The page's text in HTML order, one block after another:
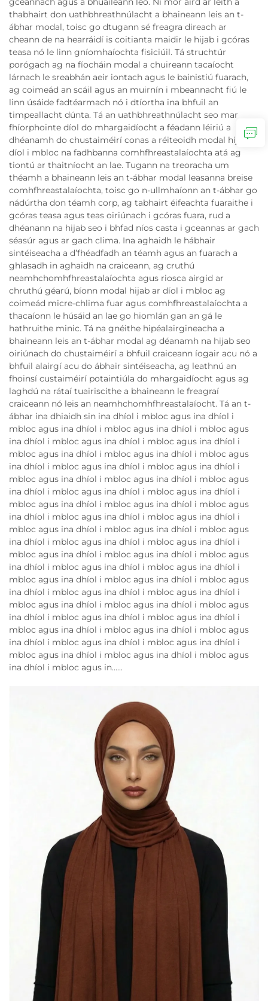
thabhairt don uathbhreathnúlacht a bhaineann leis an t-
ábhar modal, toisc go dtugann sé freagra direach ar
cheann de na hearráidí is coitianta maidir le hijab i gcóras
teasa nó le linn gníomhaíochta fisiciúil. Tá struchtúr
porógach ag na fíocháin modal a chuireann tacaíocht
lárnach le sreabhán aeir iontach agus le bainistiú fuarach,
ag coimeád an scáil agus an muirnín i mbeannacht fiú le
linn úsáide fadtéarmach nó i dtíortha ina bhfuil an
timpeallacht dúnta. Tá an uathbhreathnúlacht seo mar
fhíorphointe díol do mhargaidíocht a féadann léiriú a
dhéanamh do chustaiméirí conas a réiteoidh modal hijab ar
díol i mbloc na fadhbanna comhfhreastalaíochta atá ag
tiontú ar thaitníocht an lae. Tugann na treoracha um
théamh a bhaineann leis an t-ábhar modal leasanna breise
comhfhreastalaíochta, toisc go n-ullmhaíonn an t-ábhar go
nádúrtha don téamh corp, ag tabhairt éifeachta fuaraithe i
gcóras teasa agus teas oiriúnach i gcóras fuara, rud a
dhéanann na hijab seo i bhfad níos casta i gceannas ar gach
séasúr agus ar gach clima. Ina aghaidh le hábhair
sintéiseacha a d’fhéadfadh an téamh agus an fuarach a
ghlasadh in aghaidh na craiceann, ag cruthú
neamhchomhfhreastalaíochta agus riosca airgid ar
chruthú géarú, bíonn modal hijab ar díol i mbloc ag
coimeád micre-chlima fuar agus comhfhreastalaíochta a
thacaíonn le húsáid an lae go hiomlán gan an gá le
hathruithe minic. Tá na gnéithe hipéalairgineacha a
bhaineann leis an t-ábhar modal ag déanamh na hijab seo
oiriúnach do chustaiméirí a bhfuil craiceann íogair acu nó a
bhfuil alairgí acu do ábhair sintéiseacha, ag leathnú an
fhoinsí custaiméirí potaintiúla do mhargaidíocht agus ag
laghdú na rátaí tuairiscithe a bhaineann le freagraí
craiceann nó leis an neamhchomhfhreastalaíocht. Tá an t-
ábhar ina dhiaidh sin ina dhíol i mbloc agus ina dhíol i
mbloc agus ina dhíol i mbloc agus ina dhíol i mbloc agus
ina dhíol i mbloc agus ina dhíol i mbloc agus ina dhíol i
mbloc agus ina dhíol i mbloc agus ina dhíol i mbloc agus
ina dhíol i mbloc agus ina dhíol i mbloc agus ina dhíol i
mbloc agus ina dhíol i mbloc agus ina dhíol i mbloc agus
ina dhíol i mbloc agus ina dhíol i mbloc agus ina dhíol i
mbloc agus ina dhíol i mbloc agus ina dhíol i mbloc agus
ina dhíol i mbloc agus ina dhíol i mbloc agus ina dhíol i
mbloc agus ina dhíol i mbloc agus ina dhíol i mbloc agus
ina dhíol i mbloc agus ina dhíol i mbloc agus ina dhíol i
mbloc agus ina dhíol i mbloc agus ina dhíol i mbloc agus
ina dhíol i mbloc agus ina dhíol i mbloc agus ina dhíol i
mbloc agus ina dhíol i mbloc agus ina dhíol i mbloc agus
ina dhíol i mbloc agus ina dhíol i mbloc agus ina dhíol i
mbloc agus ina dhíol i mbloc agus ina dhíol i mbloc agus
ina dhíol i mbloc agus ina dhíol i mbloc agus ina dhíol i
mbloc agus ina dhíol i mbloc agus ina dhíol i mbloc agus
ina dhíol i mbloc agus ina dhíol i mbloc agus ina dhíol i
mbloc agus ina dhíol i mbloc agus ina dhíol i mbloc agus
ina dhíol i mbloc agus in......